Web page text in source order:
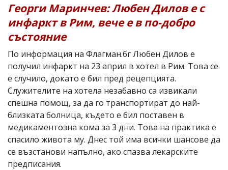
Георги Маринчев: Любен Дилов е с
инфаркт в Рим, вече е в по-добро
състояние
По информация на Флагман.бг Любен Дилов е
получил инфаркт на 23 април в хотел в Рим. Това се
е случило, докато е бил пред рецепцията.
Служителите на хотела незабавно са извикали
спешна помощ, за да го транспортират до най-
близката болница, където е бил поставен в
медикаментозна кома за 3 дни. Това на практика е
спасило живота му. Днес той има всички шансове да
се възстанови напълно, ако спазва лекарските
предписания.